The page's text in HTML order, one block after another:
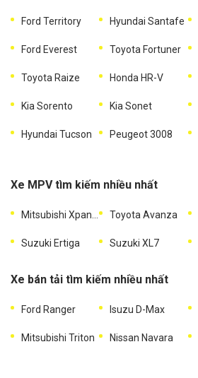
Ford Territory Hyundai Santafe
Ford Everest Toyota Fortuner
Toyota Raize Honda HR-V
Kia Sorento Kia Sonet
Hyundai Tucson Peugeot 3008
Xe MPV tìm kiếm nhiều nhất
Toyota Avanza
Suzuki Ertiga Suzuki XL7
Xe bán tải tìm kiếm nhiều nhất
Ford Ranger Isuzu D-Max
Mitsubishi Triton Nissan Navara